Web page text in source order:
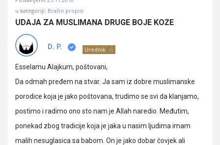
Učene
Latest
Pitanja
u kategoriji: Bračni propisi
UDAJA ZA MUSLIMANA DRUGE BOJE KOŽE
D. P. Urednik
Esselamu Alajkum, poštovani,
Da odmah pređem na stvar. Ja sam iz dobre muslimanske
porodice koja je jako poštovana, trudimo se svi da klanjamo,
postimo i radimo ono sto nam je Allah naredio. Međutim,
ponekad zbog tradicije koja je jaka u nasim ljudima imam
malih nesuglasica sa babom. On je jako dobar čovjek ali